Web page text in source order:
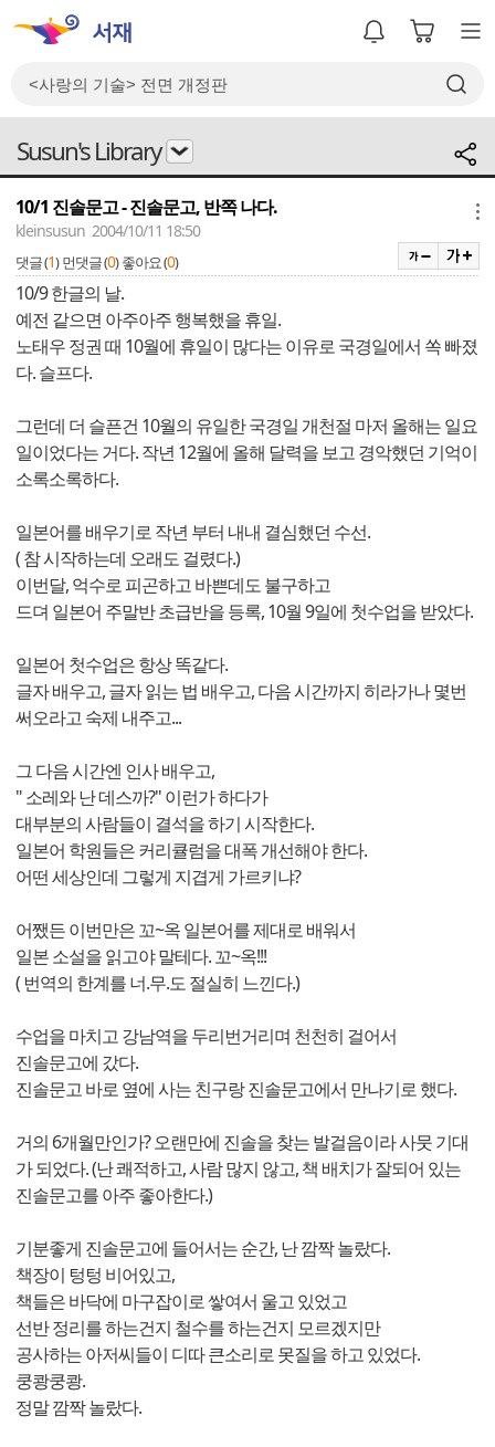
Susun's Library
10/1 진솔문고 - 진솔문고, 반쪽 나다.
kleinsusun 2004/10/11 18:50
댓글 (1) 먼댓글 (0) 좋아요 (0)
10/9 한글의 날.
예전 같으면 아주아주 행복했을 휴일.
노태우 정권 때 10월에 휴일이 많다는 이유로 국경일에서 쏙 빠졌
다. 슬프다.
그런데 더 슬픈건 10월의 유일한 국경일 개천절 마저 올해는 일요
일이었다는 거다. 작년 12월에 올해 달력을 보고 경악했던 기억이
소록소록하다.
일본어를 배우기로 작년 부터 내내 결심했던 수선.
( 참 시작하는데 오래도 걸렸다.)
이번달, 억수로 피곤하고 바쁜데도 불구하고
드뎌 일본어 주말반 초급반을 등록, 10월 9일에 첫수업을 받았다.
일본어 첫수업은 항상 똑같다.
글자 배우고, 글자 읽는 법 배우고, 다음 시간까지 히라가나 몇번
써오라고 숙제 내주고...
그 다음 시간엔 인사 배우고,
" 소레와 난 데스까?" 이런가 하다가
대부분의 사람들이 결석을 하기 시작한다.
일본어 학원들은 커리큘럼을 대폭 개선해야 한다.
어떤 세상인데 그렇게 지겹게 가르키냐?
어쨌든 이번만은 꼬~옥 일본어를 제대로 배워서
일본 소설을 읽고야 말테다. 꼬~옥!!!
( 번역의 한계를 너.무.도 절실히 느낀다.)
수업을 마치고 강남역을 두리번거리며 천천히 걸어서
진솔문고에 갔다.
진솔문고 바로 옆에 사는 친구랑 진솔문고에서 만나기로 했다.
거의 6개월만인가? 오랜만에 진솔을 찾는 발걸음이라 사뭇 기대
가 되었다. (난 쾌적하고, 사람 많지 않고, 책 배치가 잘되어 있는
진솔문고를 아주 좋아한다.)
기분좋게 진솔문고에 들어서는 순간, 난 깜짝 놀랐다.
책장이 텅텅 비어있고,
책들은 바닥에 마구잡이로 쌓여서 울고 있었고
선반 정리를 하는건지 철수를 하는건지 모르겠지만
공사하는 아저씨들이 디따 큰소리로 못질을 하고 있었다.
쿵쾅쿵쾅.
정말 깜짝 놀랐다.